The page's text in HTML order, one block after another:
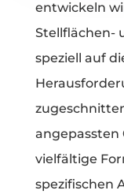
entwickeln
Stellflächen-
speziell auf
angepassten
vielfältige
spezifischen